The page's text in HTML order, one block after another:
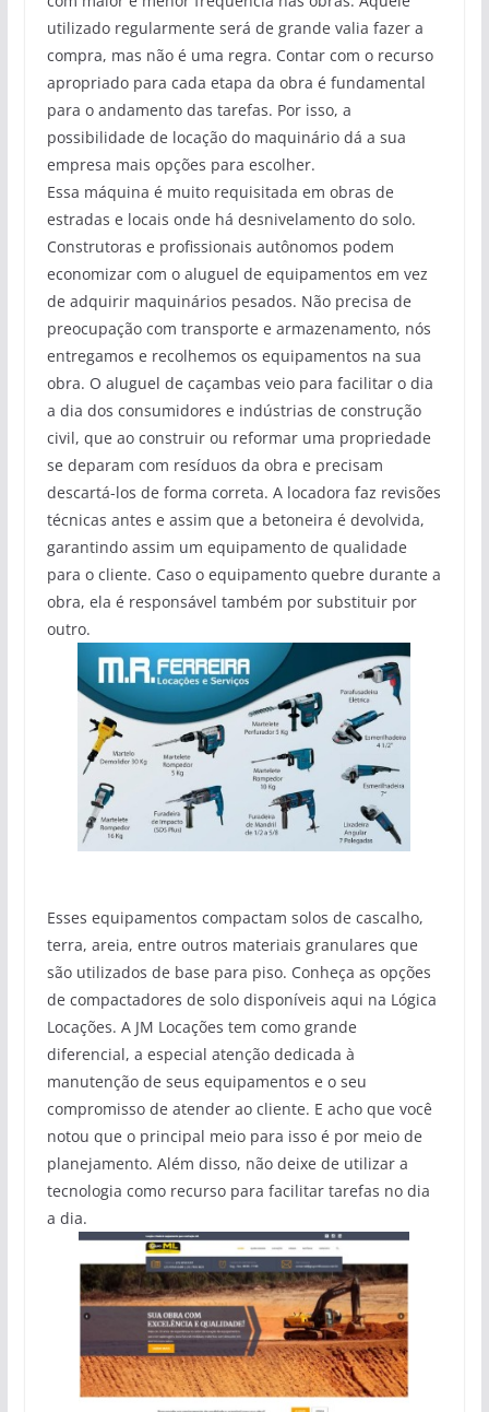
utilizado regularmente será de grande valia fazer a
compra, mas não é uma regra. Contar com o recurso
apropriado para cada etapa da obra é fundamental
para o andamento das tarefas. Por isso, a
possibilidade de locação do maquinário dá a sua
empresa mais opções para escolher.
Essa máquina é muito requisitada em obras de
estradas e locais onde há desnivelamento do solo.
Construtoras e profissionais autônomos podem
economizar com o aluguel de equipamentos em vez
de adquirir maquinários pesados. Não precisa de
preocupação com transporte e armazenamento, nós
entregamos e recolhemos os equipamentos na sua
obra. O aluguel de caçambas veio para facilitar o dia
a dia dos consumidores e indústrias de construção
civil, que ao construir ou reformar uma propriedade
se deparam com resíduos da obra e precisam
descartá-los de forma correta. A locadora faz revisões
técnicas antes e assim que a betoneira é devolvida,
garantindo assim um equipamento de qualidade
para o cliente. Caso o equipamento quebre durante a
obra, ela é responsável também por substituir por
outro.
Esses equipamentos compactam solos de cascalho,
terra, areia, entre outros materiais granulares que
são utilizados de base para piso. Conheça as opções
de compactadores de solo disponíveis aqui na Lógica
Locações. A JM Locações tem como grande
diferencial, a especial atenção dedicada à
manutenção de seus equipamentos e o seu
compromisso de atender ao cliente. E acho que você
notou que o principal meio para isso é por meio de
planejamento. Além disso, não deixe de utilizar a
tecnologia como recurso para facilitar tarefas no dia
a dia.